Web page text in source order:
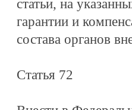
статьи, на
гарантии и
состава органов
Статья 72